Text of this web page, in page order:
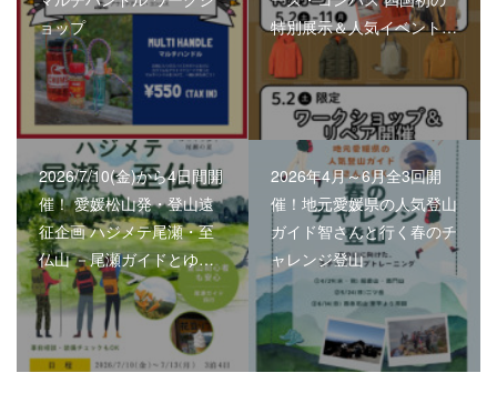
ョップ
特別展示＆人気イベント…
2026/7/10(金)から4日間開
催！ 愛媛松山発・登山遠
征企画 ハジメテ尾瀬・至
仏山 －尾瀬ガイドとゆ…
2026年4月～6月全3回開
催！地元愛媛県の人気登山
ガイド智さんと行く春のチ
ャレンジ登山